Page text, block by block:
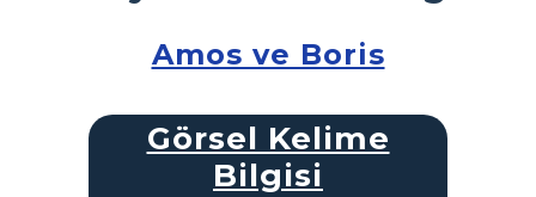
Amos ve Boris
Görsel Kelime
Bilgisi